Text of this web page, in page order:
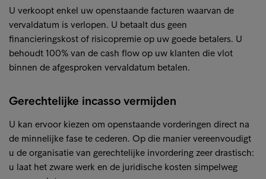
U verkoopt enkel uw openstaande facturen waarvan de
vervaldatum is verlopen. U betaalt dus geen
financieringskost of risicopremie op uw goede betalers. U
behoudt 100% van de cash flow op uw klanten die vlot
binnen de afgesproken vervaldatum betalen.
Gerechtelijke incasso vermijden
U kan ervoor kiezen om openstaande vorderingen direct na
de minnelijke fase te cederen. Op die manier vereenvoudigt
u de organisatie van gerechtelijke invordering zeer drastisch:
u laat het zware werk en de juridische kosten simpelweg